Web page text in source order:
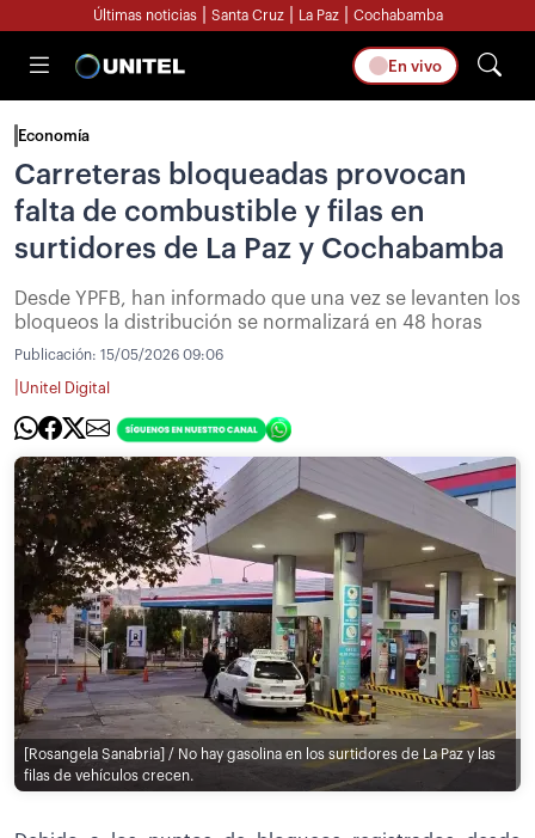
Últimas noticias Santa Cruz La Paz Cochabamba
En vivo
Economía
Carreteras bloqueadas provocan
falta de combustible y filas en
surtidores de La Paz y Cochabamba
Desde YPFB, han informado que una vez se levanten los
bloqueos la distribución se normalizará en 48 horas
Publicación: 15/05/2026 09:06
Unitel Digital
[Rosangela Sanabria] / No hay gasolina en los surtidores de La Paz y las
filas de vehículos crecen.